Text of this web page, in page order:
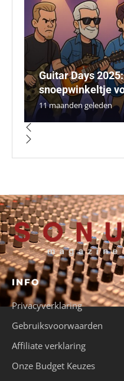
Guitar Days
snoepwinkeltje
11 maanden geleden
INFO
Privacyverklaring
Gebruiksvoorwaarden
Affiliate verklaring
Onze Budget Keuzes